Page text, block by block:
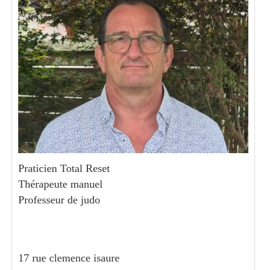
Praticien Total Reset
Thérapeute manuel
Professeur de judo
17 rue clemence isaure